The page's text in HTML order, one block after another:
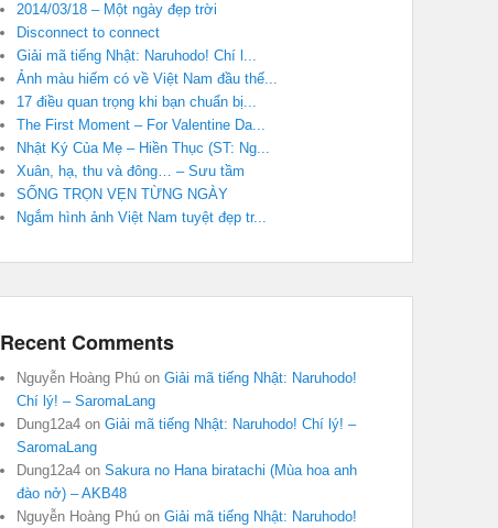
2014/03/18 – Một ngày đẹp trời
Disconnect to connect
Giải mã tiếng Nhật: Naruhodo! Chí l...
Ảnh màu hiếm có về Việt Nam đầu thế...
17 điều quan trọng khi bạn chuẩn bị...
The First Moment – For Valentine Da...
Nhật Ký Của Mẹ – Hiền Thục (ST: Ng...
Xuân, hạ, thu và đông… – Sưu tầm
SỐNG TRỌN VẸN TỪNG NGÀY
Ngắm hình ảnh Việt Nam tuyệt đẹp tr...
Recent Comments
Nguyễn Hoàng Phú on Giải mã tiếng Nhật: Naruhodo!
Chí lý! – SaromaLang
Dung12a4 on Giải mã tiếng Nhật: Naruhodo! Chí lý! –
SaromaLang
Dung12a4 on Sakura no Hana biratachi (Mùa hoa anh
đào nở) – AKB48
Nguyễn Hoàng Phú on Giải mã tiếng Nhật: Naruhodo!